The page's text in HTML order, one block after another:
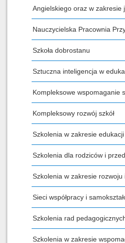
Angielskiego oraz w zakresie
Nauczycielska Pracownia
Szkoła dobrostanu
Sztuczna inteligencja w
Kompleksowe wspomaganie
Kompleksowy rozwój szkół
Szkolenia w zakresie
Szkolenia dla rodziców i
Szkolenia w zakresie
Sieci współpracy i
Szkolenia rad
Szkolenia w zakresie